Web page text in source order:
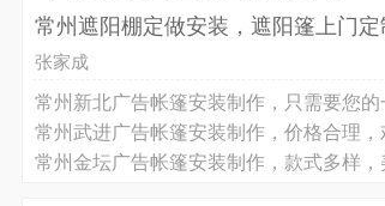
常州遮阳棚定做安装，遮阳篷上门
张家成
常州新北广告帐篷安装制作，只需要您
常州武进广告帐篷安装制作，价格合理
常州金坛广告帐篷安装制作，款式多样，